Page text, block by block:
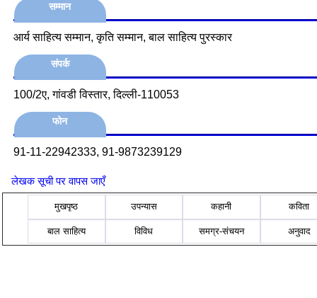
सम्मान
आर्य साहित्य सम्मान, कृति सम्मान, बाल साहित्य पुरस्कार
संपर्क
100/2ए, गांवडी विस्तार, दिल्ली-110053
फोन
91-11-22942333, 91-9873239129
लेखक सूची पर वापस जाएँ
मुखपृष्ठ उपन्यास कहानी कविता
बाल साहित्य विविध समग्र-संचयन अनुवाद